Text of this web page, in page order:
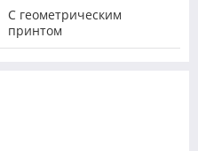
С геометрическим
принтом